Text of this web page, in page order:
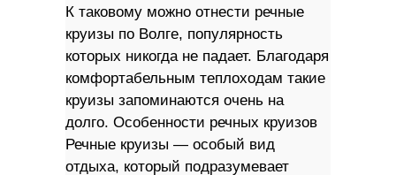
К таковому можно отнести речные
круизы по Волге, популярность
которых никогда не падает. Благодаря
комфортабельным теплоходам такие
круизы запоминаются очень на
долго. Особенности речных круизов
Речные круизы — особый вид
отдыха, который подразумевает